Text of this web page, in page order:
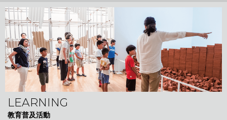
LEARNING
教育普及活動